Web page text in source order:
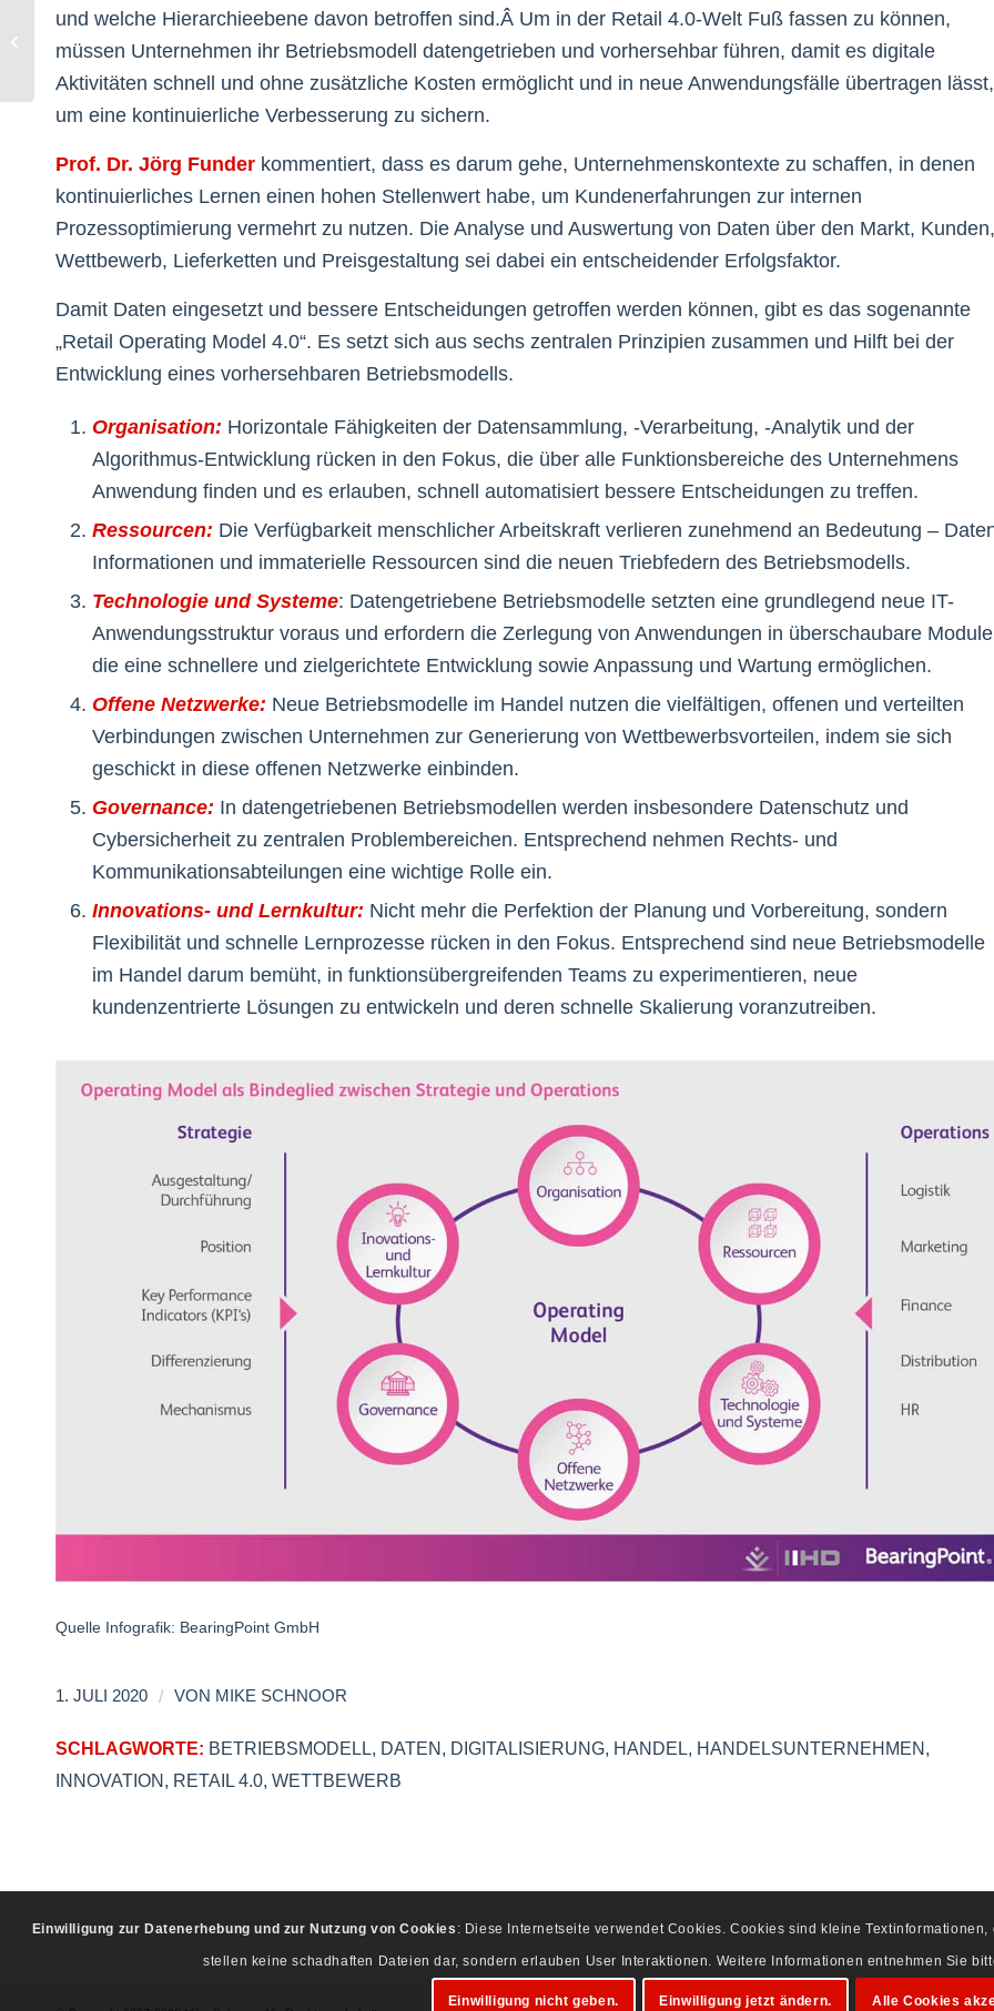
und welche Hierarchieebene davon betroffen sind.Â Um in der Retail 4.0-Welt Fuß fassen zu können,
müssen Unternehmen ihr Betriebsmodell datengetrieben und vorhersehbar führen, damit es digitale
Aktivitäten schnell und ohne zusätzliche Kosten ermöglicht und in neue Anwendungsfälle übertragen lässt,
um eine kontinuierliche Verbesserung zu sichern.
Prof. Dr. Jörg Funder kommentiert, dass es darum gehe, Unternehmenskontexte zu schaffen, in denen
kontinuierliches Lernen einen hohen Stellenwert habe, um Kundenerfahrungen zur internen
Prozessoptimierung vermehrt zu nutzen. Die Analyse und Auswertung von Daten über den Markt, Kunden,
Wettbewerb, Lieferketten und Preisgestaltung sei dabei ein entscheidender Erfolgsfaktor.
Damit Daten eingesetzt und bessere Entscheidungen getroffen werden können, gibt es das sogenannte
„Retail Operating Model 4.0“. Es setzt sich aus sechs zentralen Prinzipien zusammen und Hilft bei der
Entwicklung eines vorhersehbaren Betriebsmodells.
Organisation: Horizontale Fähigkeiten der Datensammlung, -Verarbeitung, -Analytik und der
Algorithmus-Entwicklung rücken in den Fokus, die über alle Funktionsbereiche des Unternehmens
Anwendung finden und es erlauben, schnell automatisiert bessere Entscheidungen zu treffen.
Ressourcen: Die Verfügbarkeit menschlicher Arbeitskraft verlieren zunehmend an Bedeutung –
Informationen und immaterielle Ressourcen sind die neuen Triebfedern des Betriebsmodells.
Technologie und Systeme: Datengetriebene Betriebsmodelle setzten eine grundlegend neue IT-
Anwendungsstruktur voraus und erfordern die Zerlegung von Anwendungen in überschaubare
die eine schnellere und zielgerichtete Entwicklung sowie Anpassung und Wartung ermöglichen.
Offene Netzwerke: Neue Betriebsmodelle im Handel nutzen die vielfältigen, offenen und verteilten
Verbindungen zwischen Unternehmen zur Generierung von Wettbewerbsvorteilen, indem sie sich
geschickt in diese offenen Netzwerke einbinden.
Governance: In datengetriebenen Betriebsmodellen werden insbesondere Datenschutz und
Cybersicherheit zu zentralen Problembereichen. Entsprechend nehmen Rechts- und
Kommunikationsabteilungen eine wichtige Rolle ein.
Innovations- und Lernkultur: Nicht mehr die Perfektion der Planung und Vorbereitung, sondern
Flexibilität und schnelle Lernprozesse rücken in den Fokus. Entsprechend sind neue Betriebsmodelle
im Handel darum bemüht, in funktionsübergreifenden Teams zu experimentieren, neue
kundenzentrierte Lösungen zu entwickeln und deren schnelle Skalierung voranzutreiben.
Quelle Infografik: BearingPoint GmbH
1. JULI 2020 / VON MIKE SCHNOOR
SCHLAGWORTE: BETRIEBSMODELL, DATEN, DIGITALISIERUNG, HANDEL, HANDELSUNTERNEHMEN,
INNOVATION, RETAIL 4.0, WETTBEWERB
Bürgschaft zu Schalke
04 – ein
Einwilligung zur Datenerhebung und zur Nutzung von Cookies : Diese Internetseite verwendet Cookies. Cookies sind kleine
stellen keine schadhaften Dateien dar, sondern erlauben User Interaktionen. Weitere Informationen entnehmen Sie
Einwilligung nicht geben. Einwilligung jetzt ändern. Alle Cookies